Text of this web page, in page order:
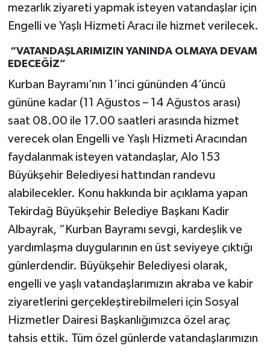
mezarlık ziyareti yapmak isteyen vatandaşlar için
Engelli ve Yaşlı Hizmeti Aracı ile hizmet verilecek.
“VATANDAŞLARIMIZIN YANINDA OLMAYA DEVAM
EDECEĞİZ”
Kurban Bayramı’nın 1’inci gününden 4’üncü
gününe kadar (11 Ağustos – 14 Ağustos arası)
saat 08.00 ile 17.00 saatleri arasında hizmet
verecek olan Engelli ve Yaşlı Hizmeti Aracından
faydalanmak isteyen vatandaşlar, Alo 153
Büyükşehir Belediyesi hattından randevu
alabilecekler. Konu hakkında bir açıklama yapan
Tekirdağ Büyükşehir Belediye Başkanı Kadir
Albayrak, “Kurban Bayramı sevgi, kardeşlik ve
yardımlaşma duygularının en üst seviyeye çıktığı
günlerdendir. Büyükşehir Belediyesi olarak,
engelli ve yaşlı vatandaşlarımızın akraba ve kabir
ziyaretlerini gerçekleştirebilmeleri için Sosyal
Hizmetler Dairesi Başkanlığımızca özel araç
tahsis ettik. Tüm özel günlerde vatandaşlarımızın